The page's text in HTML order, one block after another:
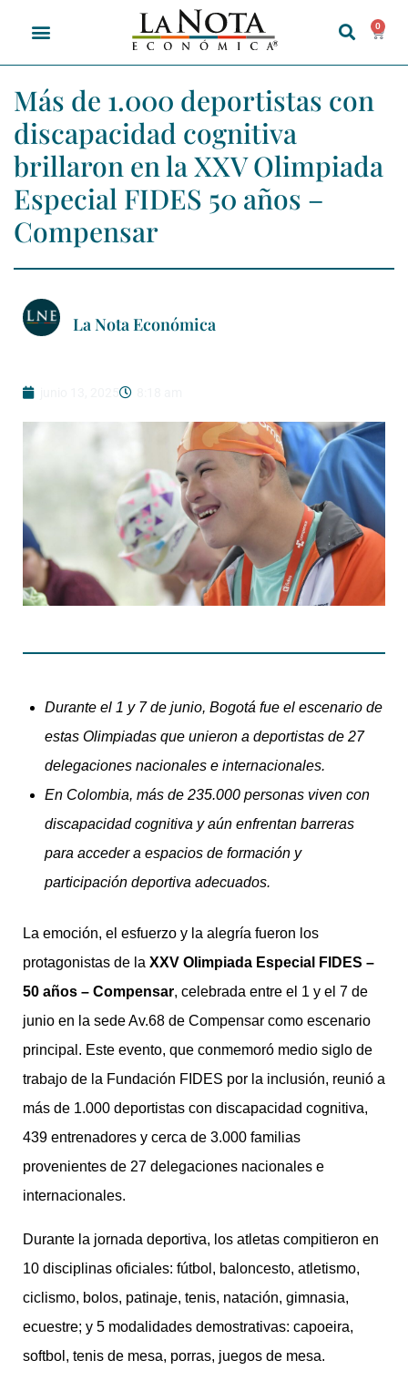
0
Más de 1.000 deportistas con
discapacidad cognitiva
brillaron en la XXV Olimpiada
Especial FIDES 50 años –
Compensar
La Nota Económica
Durante el 1 y 7 de junio, Bogotá fue el escenario de
estas Olimpiadas que unieron a deportistas de 27
delegaciones nacionales e internacionales.
En Colombia, más de 235.000 personas viven con
discapacidad cognitiva y aún enfrentan barreras
para acceder a espacios de formación y
participación deportiva adecuados.
La emoción, el esfuerzo y la alegría fueron los
protagonistas de la XXV Olimpiada Especial FIDES –
50 años – Compensar, celebrada entre el 1 y el 7 de
junio en la sede Av.68 de Compensar como escenario
principal. Este evento, que conmemoró medio siglo de
trabajo de la Fundación FIDES por la inclusión, reunió a
más de 1.000 deportistas con discapacidad cognitiva,
439 entrenadores y cerca de 3.000 familias
provenientes de 27 delegaciones nacionales e
internacionales.
Durante la jornada deportiva, los atletas compitieron en
10 disciplinas oficiales: fútbol, baloncesto, atletismo,
ciclismo, bolos, patinaje, tenis, natación, gimnasia,
ecuestre; y 5 modalidades demostrativas: capoeira,
softbol, tenis de mesa, porras, juegos de mesa.